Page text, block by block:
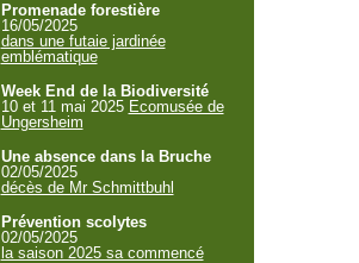
Promenade forestière
16/05/2025
dans une futaie jardinée
emblématique
Week End de la Biodiversité
10 et 11 mai 2025 Ecomusée de
Ungersheim
Une absence dans la Bruche
02/05/2025
décès de Mr Schmittbuhl
Prévention scolytes
02/05/2025
la saison 2025 sa commencé